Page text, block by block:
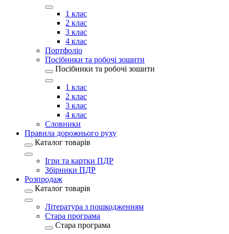
1 клас
2 клас
3 клас
4 клас
Портфоліо
Посібники та робочі зошити
Посібники та робочі зошити
1 клас
2 клас
3 клас
4 клас
Словники
Правила дорожнього руху
Каталог товарів
Ігри та картки ПДР
Збірники ПДР
Розпродаж
Каталог товарів
Література з пошкодженням
Стара програма
Стара програма